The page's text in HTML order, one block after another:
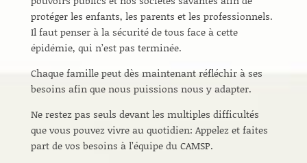
protéger les enfants, les parents et les professionnels.
Il faut penser à la sécurité de tous face à cette
épidémie, qui n’est pas terminée.
Chaque famille peut dès maintenant réfléchir à ses
besoins afin que nous puissions nous y adapter.
Ne restez pas seuls devant les multiples difficultés
que vous pouvez vivre au quotidien: Appelez et faites
part de vos besoins à l’équipe du CAMSP.